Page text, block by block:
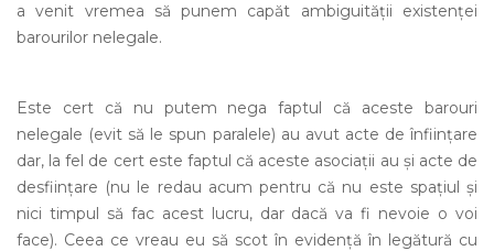
a venit vremea să punem capăt ambiguității existenței
barourilor nelegale.
Este cert că nu putem nega faptul că aceste barouri
nelegale (evit să le spun paralele) au avut acte de înființare
dar, la fel de cert este faptul că aceste asociații au și acte de
desființare (nu le redau acum pentru că nu este spațiul și
nici timpul să fac acest lucru, dar dacă va fi nevoie o voi
face). Ceea ce vreau eu să scot în evidență în legătură cu